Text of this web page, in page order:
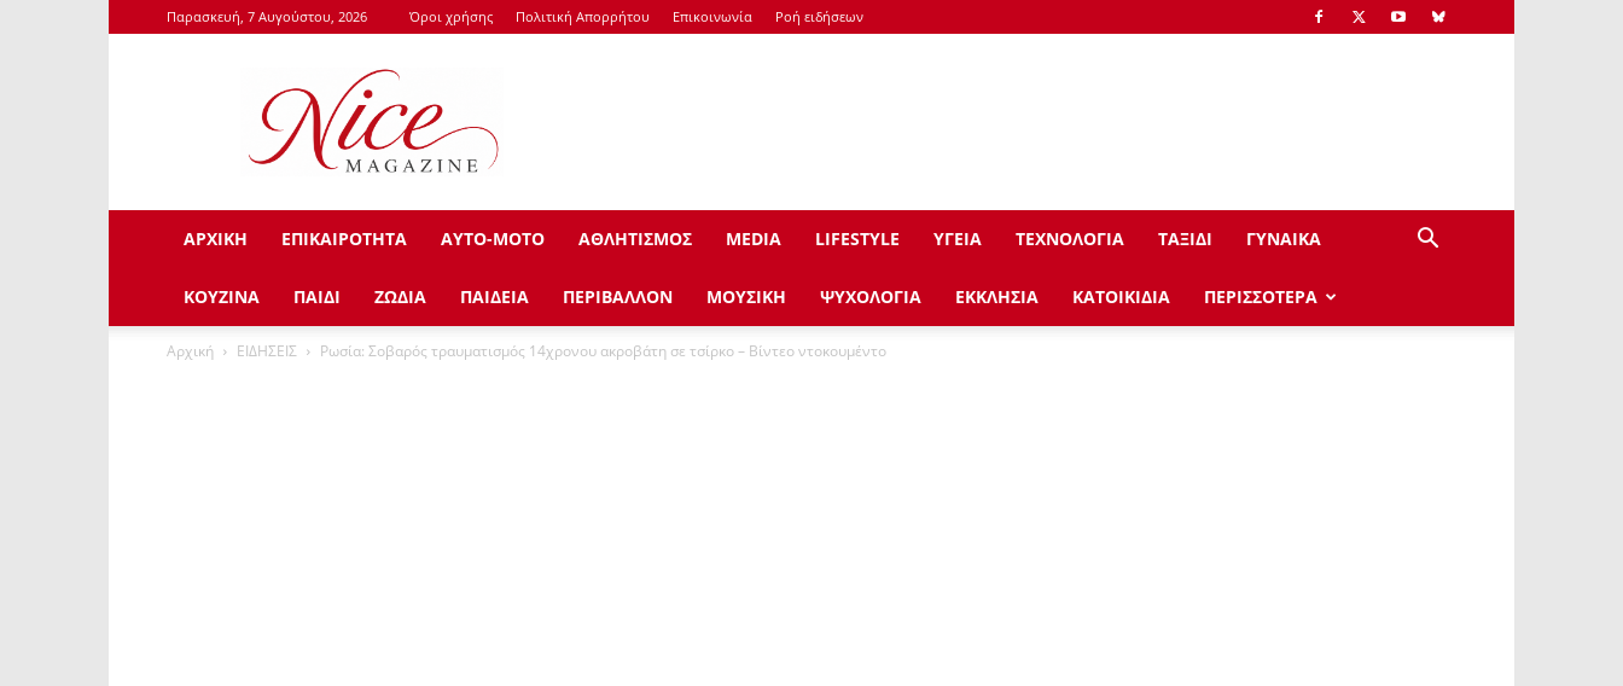
Παρασκευή, 7 Αυγούστου, 2026 Όροι χρήσης Πολιτική Απορρήτου Επικοινωνία Ροή ειδήσεων
NiceMagazine.Gr
ΑΡΧΙΚΗ ΕΠΙΚΑΙΡΟΤΗΤΑ ΑΥΤΟ-ΜΟΤΟ ΑΘΛΗΤΙΣΜΟΣ ΜEDIA LIFESTYLE ΥΓΕΙΑ ΤΕΧΝΟΛΟΓΙΑ ΤΑΞΙΔΙ ΓΥΝΑΙΚΑ
ΚΟΥΖΙΝΑ ΠΑΙΔΙ ΖΩΔΙΑ ΠΑΙΔΕΙΑ ΠΕΡΙΒΑΛΛΟΝ ΜΟΥΣΙΚΗ ΨΥΧΟΛΟΓΙΑ ΕΚΚΛΗΣΙΑ ΚΑΤΟΙΚΙΔΙΑ ΠΕΡΙΣΣΟΤΕΡΑ
Αρχική ΕΙΔΗΣΕΙΣ Ρωσία: Σοβαρός τραυματισμός 14χρονου ακροβάτη σε τσίρκο – Βίντεο ντοκουμέντο